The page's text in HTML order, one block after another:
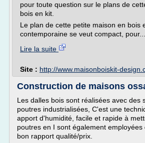
pour toute question sur le plans de
bois en kit.
Le plan de cette petite maison en bois
contemporaine se veut compact, pour...
Lire la suite
Site : http://www.maisonboiskit-
Construction de maisons
Les dalles bois sont réalisées avec des
poutres industrialisées, C'est une
apport d'humidité, facile et rapide à
poutres en I sont également employées
bon rapport qualité/prix.